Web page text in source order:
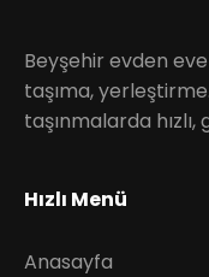
Beyşehir evden
taşıma,
taşınmalarda
Hızlı Menü
Anasayfa